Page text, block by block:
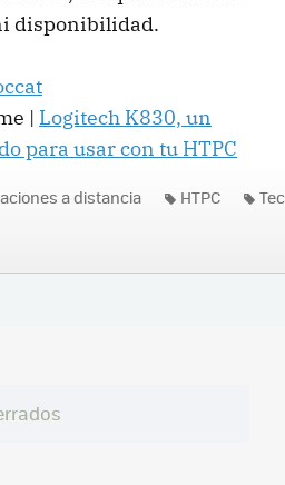
disponibilidad.
| Logitech K830, un
para usar con tu HTPC
a distancia HTPC